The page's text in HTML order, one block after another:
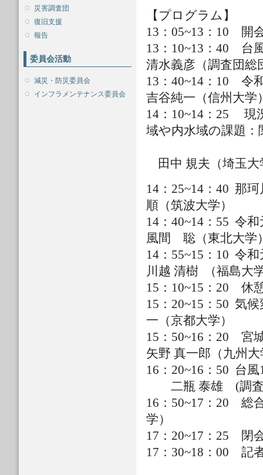
災害調査団
復旧支援
報告
委員会活動
減災・防災委員会
インフラメンテナンス委員会
【プログラム】
13：05~13：10 開
13：10~13：40
清水義彦（調査団総
13：40~14：10
吉谷純一（信州大学
14：10~14：25 現
域や内水域の課題
田中 規夫（埼玉大
14：25~14
順（筑波大学）
14：40~14：55
風間 聡（東北大学
14：55~15：10
川越 清樹 （福島大
15：10~15：20 休
15：20~15
一（京都大学）
15：50~16：
矢野 真一郎（九州大
16：20~16：50 台
二瓶 泰雄 (調査
16：50~17：20 総
学）
17：20~17：25 閉
17：30~18：00 記